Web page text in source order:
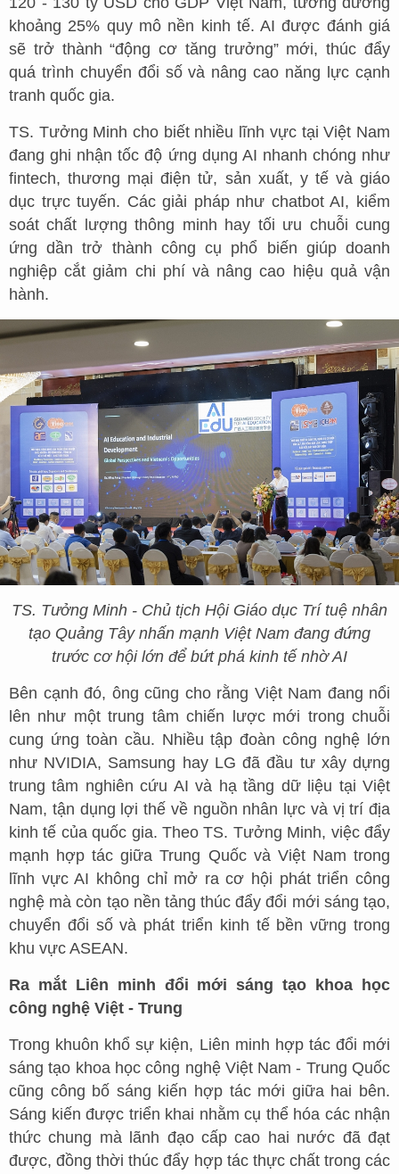
khoảng 25% quy mô nền kinh tế. AI được đánh giá
sẽ trở thành “động cơ tăng trưởng” mới, thúc đẩy
quá trình chuyển đổi số và nâng cao năng lực cạnh
tranh quốc gia.
TS. Tưởng Minh cho biết nhiều lĩnh vực tại Việt Nam
đang ghi nhận tốc độ ứng dụng AI nhanh chóng như
fintech, thương mại điện tử, sản xuất, y tế và giáo
dục trực tuyến. Các giải pháp như chatbot AI, kiểm
soát chất lượng thông minh hay tối ưu chuỗi cung
ứng dần trở thành công cụ phổ biến giúp doanh
nghiệp cắt giảm chi phí và nâng cao hiệu quả vận
hành.
TS. Tưởng Minh - Chủ tịch Hội Giáo dục Trí tuệ nhân
tạo Quảng Tây nhấn mạnh Việt Nam đang đứng
trước cơ hội lớn để bứt phá kinh tế nhờ AI
Bên cạnh đó, ông cũng cho rằng Việt Nam đang nổi
lên như một trung tâm chiến lược mới trong chuỗi
cung ứng toàn cầu. Nhiều tập đoàn công nghệ lớn
như NVIDIA, Samsung hay LG đã đầu tư xây dựng
trung tâm nghiên cứu AI và hạ tầng dữ liệu tại Việt
Nam, tận dụng lợi thế về nguồn nhân lực và vị trí địa
kinh tế của quốc gia. Theo TS. Tưởng Minh, việc đẩy
mạnh hợp tác giữa Trung Quốc và Việt Nam trong
lĩnh vực AI không chỉ mở ra cơ hội phát triển công
nghệ mà còn tạo nền tảng thúc đẩy đổi mới sáng tạo,
chuyển đổi số và phát triển kinh tế bền vững trong
khu vực ASEAN.
Ra mắt Liên minh đổi mới sáng tạo khoa học
công nghệ Việt - Trung
Trong khuôn khổ sự kiện, Liên minh hợp tác đổi mới
sáng tạo khoa học công nghệ Việt Nam - Trung Quốc
cũng công bố sáng kiến hợp tác mới giữa hai bên.
Sáng kiến được triển khai nhằm cụ thể hóa các nhận
thức chung mà lãnh đạo cấp cao hai nước đã đạt
được, đồng thời thúc đẩy hợp tác thực chất trong các